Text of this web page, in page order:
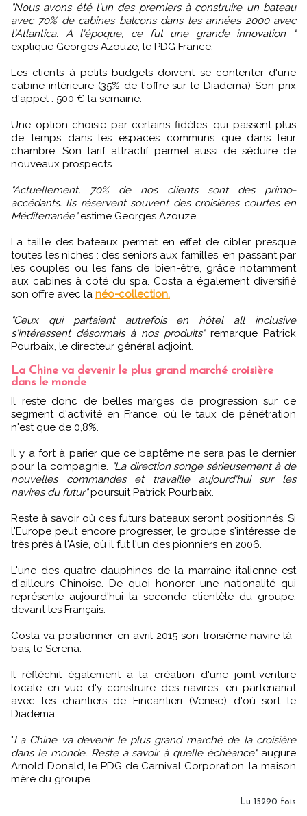
"Nous avons été l'un des premiers à construire un bateau
avec 70% de cabines balcons dans les années 2000 avec
l'Atlantica. A l'époque, ce fut une grande innovation "
explique Georges Azouze, le PDG France.
Les clients à petits budgets doivent se contenter d'une
cabine intérieure (35% de l'offre sur le Diadema) Son prix
d'appel : 500 € la semaine.
Une option choisie par certains fidèles, qui passent plus
de temps dans les espaces communs que dans leur
chambre. Son tarif attractif permet aussi de séduire de
nouveaux prospects.
"Actuellement, 70% de nos clients sont des primo-
accédants. Ils réservent souvent des croisières courtes en
Méditerranée"estime Georges Azouze.
La taille des bateaux permet en effet de cibler presque
toutes les niches : des seniors aux familles, en passant par
les couples ou les fans de bien-être, grâce notamment
aux cabines à coté du spa. Costa a également diversifié
son offre avec la néo-collection.
"Ceux qui partaient autrefois en hôtel all inclusive
s'intéressent désormais à nos produits"remarque Patrick
Pourbaix, le directeur général adjoint.
La Chine va devenir le plus grand marché croisière
dans le monde
Il reste donc de belles marges de progression sur ce
segment d'activité en France, où le taux de pénétration
n'est que de 0,8%.
Il y a fort à parier que ce baptême ne sera pas le dernier
pour la compagnie. "La direction songe sérieusement à de
nouvelles commandes et travaille aujourd'hui sur les
navires du futur"poursuit Patrick Pourbaix.
Reste à savoir où ces futurs bateaux seront positionnés. Si
l'Europe peut encore progresser, le groupe s'intéresse de
très près à l'Asie, où il fut l'un des pionniers en 2006.
L'une des quatre dauphines de la marraine italienne est
d'ailleurs Chinoise. De quoi honorer une nationalité qui
représente aujourd'hui la seconde clientèle du groupe,
devant les Français.
Costa va positionner en avril 2015 son troisième navire là-
bas, le Serena.
Il réfléchit également à la création d'une joint-venture
locale en vue d'y construire des navires, en partenariat
avec les chantiers de Fincantieri (Venise) d'où sort le
Diadema.
"La Chine va devenir le plus grand marché de la croisière
dans le monde. Reste à savoir à quelle échéance"augure
Arnold Donald, le PDG de Carnival Corporation, la maison
mère du groupe.
Lu 15290 fois